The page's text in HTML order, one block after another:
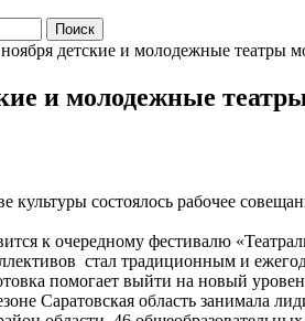
детские и молодежные театры
и молодежные
культуры состоялось рабочее
к очередному фестивалю
стал традиционным и
помогает выйти на новый
Саратовская область занимала